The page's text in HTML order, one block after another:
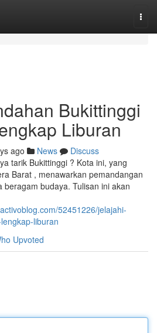
Bukittinggi
Liburan
ago News
Discuss
tarik Bukittinggi ? Kota ini, yang
Barat , menawarkan pemandangan
budaya. Tulisan ini akan
52451226/jelajahi-
liburan
Upvoted